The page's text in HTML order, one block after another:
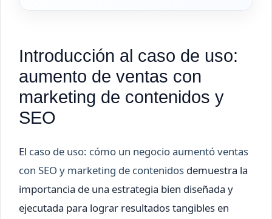
Introducción al caso de uso:
aumento de ventas con
marketing de contenidos y
SEO
El caso de uso: cómo un negocio aumentó ventas
con SEO y marketing de contenidos demuestra la
importancia de una estrategia bien diseñada y
ejecutada para lograr resultados tangibles en